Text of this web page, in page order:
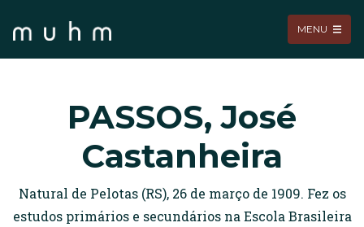
MENU
PASSOS, José
Castanheira
Natural de Pelotas (RS), 26 de março de 1909. Fez os
estudos primários e secundários na Escola Brasileira